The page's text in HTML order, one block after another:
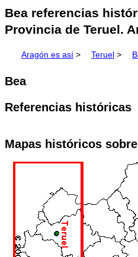
Bea referencias
Provincia de Teruel.
Aragón es así > Teruel >
Bea
Referencias históricas
Mapas históricos